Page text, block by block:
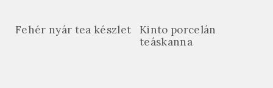
Fehér nyár tea készlet
Kinto porcelán
teáskanna